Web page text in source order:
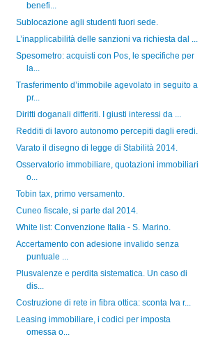
benefi...
Sublocazione agli studenti fuori sede.
L’inapplicabilità delle sanzioni va richiesta dal ...
Spesometro: acquisti con Pos, le specifiche per
la...
Trasferimento d’immobile agevolato in seguito a
pr...
Diritti doganali differiti. I giusti interessi da ...
Redditi di lavoro autonomo percepiti dagli eredi.
Varato il disegno di legge di Stabilità 2014.
Osservatorio immobiliare, quotazioni immobiliari
o...
Tobin tax, primo versamento.
Cuneo fiscale, si parte dal 2014.
White list: Convenzione Italia - S. Marino.
Accertamento con adesione invalido senza
puntuale ...
Plusvalenze e perdita sistematica. Un caso di
dis...
Costruzione di rete in fibra ottica: sconta Iva r...
Leasing immobiliare, i codici per imposta
omessa o...